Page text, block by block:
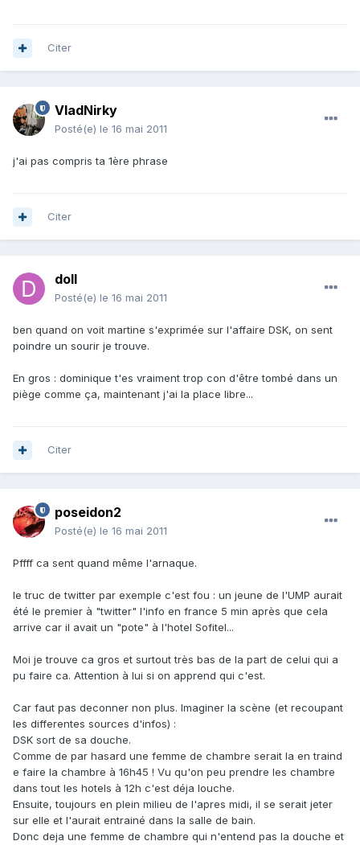
Citer
VladNirky
Posté(e) le 16 mai 2011
j'ai pas compris ta 1ère phrase
Citer
doll
Posté(e) le 16 mai 2011
ben quand on voit martine s'exprimée sur l'affaire DSK, on sent
poindre un sourir je trouve.
En gros : dominique t'es vraiment trop con d'être tombé dans un
piège comme ça, maintenant j'ai la place libre...
Citer
poseidon2
Posté(e) le 16 mai 2011
Pffff ca sent quand même l'arnaque.
le truc de twitter par exemple c'est fou : un jeune de l'UMP aurait
été le premier à "twitter" l'info en france 5 min après que cela
arrive car il avait un "pote" à l'hotel Sofitel...
Moi je trouve ca gros et surtout très bas de la part de celui qui a
pu faire ca. Attention à lui si on apprend qui c'est.
Car faut pas deconner non plus. Imaginer la scène (et recoupant
les differentes sources d'infos) :
DSK sort de sa douche.
Comme de par hasard une femme de chambre serait la en traind
e faire la chambre à 16h45 ! Vu qu'on peu prendre les chambre
dans tout les hotels à 12h c'est déja louche.
Ensuite, toujours en plein milieu de l'apres midi, il se serait jeter
sur elle et l'aurait entrainé dans la salle de bain.
Donc deja une femme de chambre qui n'entend pas la douche et